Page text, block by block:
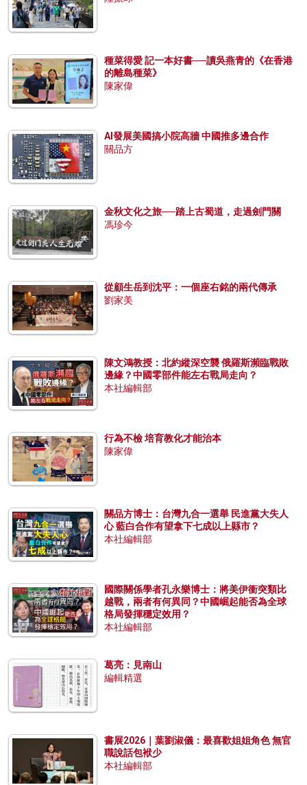
種菜得愛 記一本好書──讀吳燕青的《在香港
的離島種菜》
陳家偉
AI發展美國搞小院高牆 中國推多邊合作
關品方
金秋文化之旅──踏上古蜀道，走過劍門關
馮珍今
從顧生岳到沈平：一個座右銘的兩代傳承
劉家美
陳文鴻教授：北約縱深空襲 俄羅斯瀕臨戰敗
邊緣？中國零部件能左右戰局走向？
本社編輯部
行為不檢 培育教化才能治本
陳家偉
關品方博士：台灣九合一選舉 民進黨大失人
心 藍白合作有望拿下七成以上縣市？
本社編輯部
國際關係學者孔永樂博士：將美伊衝突類比
越戰，兩者有何異同？中國崛起能否為全球
格局發揮穩定效用？
本社編輯部
葛亮：見南山
編輯精選
書展2026｜葉劉淑儀：最喜歡姐姐角色 無官
職說話包袱少
本社編輯部